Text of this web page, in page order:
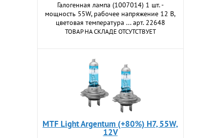
Галогенная лампа (1007014) 1 шт. -
мощность 55W, рабочее напряжение 12 В,
цветовая температура ... арт. 22648
ТОВАР НА СКЛАДЕ ОТСУТСТВУЕТ
MTF Light Argentum (+80%) H7, 55W,
12V